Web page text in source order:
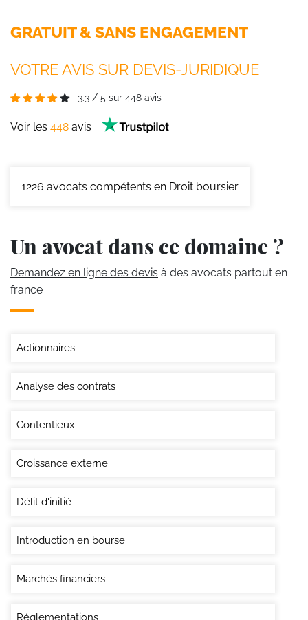
GRATUIT & SANS ENGAGEMENT
VOTRE AVIS SUR DEVIS-JURIDIQUE
3.3 / 5 sur 448 avis
Voir les 448 avis
1226 avocats compétents en Droit boursier
Un avocat dans ce domaine ?
Demandez en ligne des devis à des avocats partout en
france
Actionnaires
Analyse des contrats
Contentieux
Croissance externe
Délit d'initié
Introduction en bourse
Marchés financiers
Réglementations